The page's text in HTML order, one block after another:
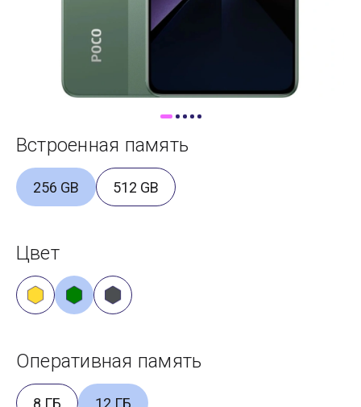
Trade-In
Встроенная память
256 GB 512 GB
Цвет
Оперативная память
8 ГБ 12 ГБ